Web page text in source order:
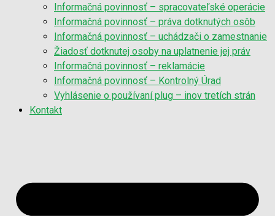
Informačná povinnosť – spracovateľské operácie
Informačná povinnosť – práva dotknutých osôb
Informačná povinnosť – uchádzači o zamestnanie
Žiadosť dotknutej osoby na uplatnenie jej práv
Informačná povinnosť – reklamácie
Informačná povinnosť – Kontrolný Úrad
Vyhlásenie o používaní plug – inov tretích strán
Kontakt